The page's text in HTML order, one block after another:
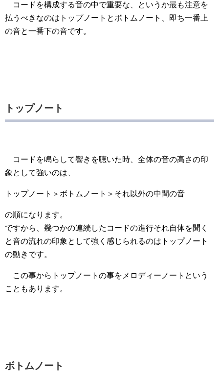
コードを構成する音の中で重要な、というか最も注意を
払うべきなのはトップノートとボトムノート、即ち一番上
の音と一番下の音です。
トップノート
コードを鳴らして響きを聴いた時、全体の音の高さの印
象として強いのは、
トップノート＞ボトムノート＞それ以外の中間の音
の順になります。
ですから、幾つかの連続したコードの進行それ自体を聞く
と音の流れの印象として強く感じられるのはトップノート
の動きです。
この事からトップノートの事をメロディーノートという
こともあります。
ボトムノート